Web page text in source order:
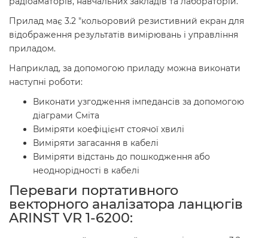
Прилад має 3.2 "кольоровий резистивний екран для
відображення результатів вимірювань і управління
приладом.
Наприклад, за допомогою приладу можна виконати
наступні роботи:
Виконати узгодження імпедансів за допомогою
діаграми Сміта
Виміряти коефіцієнт стоячої хвилі
Виміряти загасання в кабелі
Виміряти відстань до пошкодження або
неоднорідності в кабелі
Переваги портативного
векторного аналізатора ланцюгів
ARINST VR 1-6200: